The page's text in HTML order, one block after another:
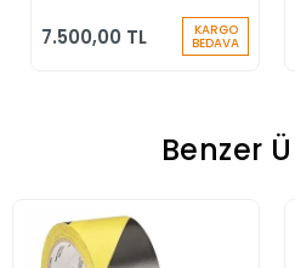
Durdurucu Keskin
7.500,00 TL KARGO
BEDAVA
Benzer